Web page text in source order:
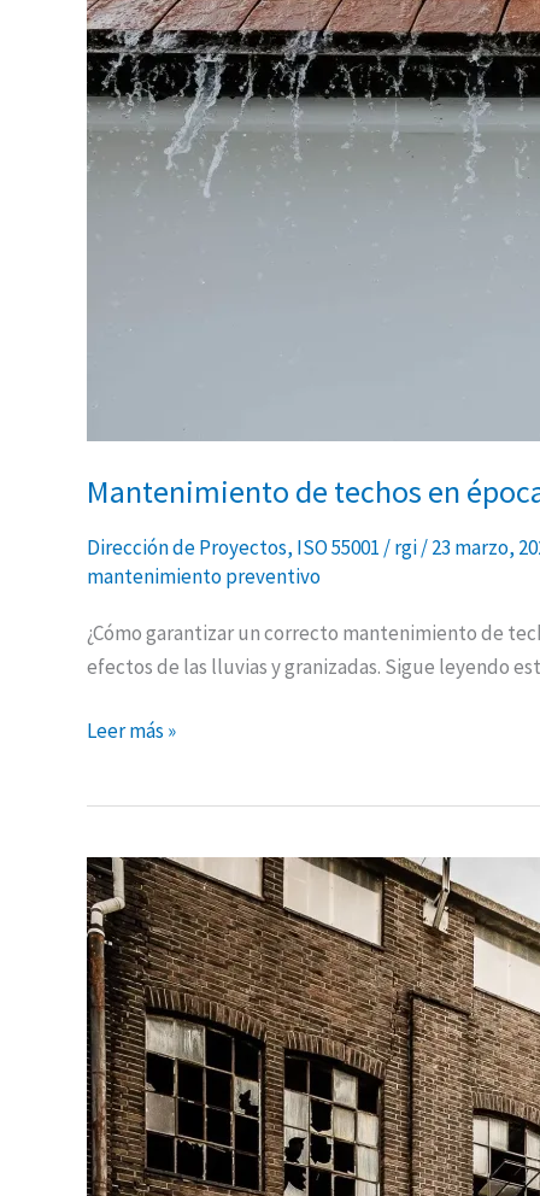
Mantenimiento de techos en
Dirección de Proyectos, ISO 55001 /rgi/23 marzo,
mantenimiento preventivo
¿Cómo garantizar un correcto mantenimiento de
efectos de las lluvias y granizadas. Sigue leyendo
Leer más »
Mantenimiento
de
casas
y
edificios